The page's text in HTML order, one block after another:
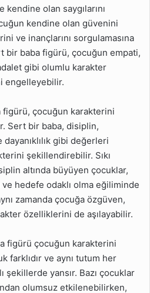
olan saygılarını
kendine olan güvenini
ve inançlarını sorgulamasına
bir baba figürü, çocuğun empati,
gibi olumlu karakter
engelleyebilir.
figürü, çocuğun karakterini
Sert bir baba, disiplin,
gibi değerleri
şekillendirebilir. Sıkı
altında büyüyen çocuklar,
hedefe odaklı olma eğiliminde
zamanda çocuğa özgüven,
özelliklerini de aşılayabilir.
figürü çocuğun karakterini
farklıdır ve aynı tutum her
şekillerde yansır. Bazı çocuklar
olumsuz etkilenebilirken,